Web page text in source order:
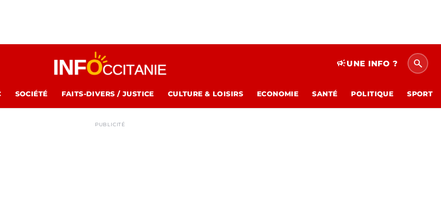
campaignUNE INFO ? search
SOCIÉTÉ FAITS-DIVERS / JUSTICE CULTURE & LOISIRS ECONOMIE SANTÉ POLITIQUE SPORT
PUBLICITÉ